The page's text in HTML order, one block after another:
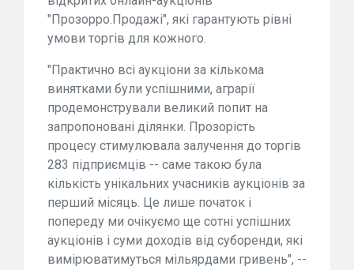
"Прозорро.Продажі", які гарантують рівні
умови торгів для кожного.
"Практично всі аукціони за кількома
винятками були успішними, аграрії
продемонстрували великий попит на
запропоновані ділянки. Прозорість
процесу стимулювала залучення до торгів
283 підприємців -- саме такою була
кількість унікальних учасників аукціонів за
перший місяць. Це лише початок і
попереду ми очікуємо ще сотні успішних
аукціонів і суми доходів від суборенди, які
вимірюватимуться мільярдами гривень", --